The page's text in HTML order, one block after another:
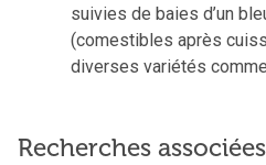
suivies de baies d’un
(comestibles après
diverses variétés
Recherches associées